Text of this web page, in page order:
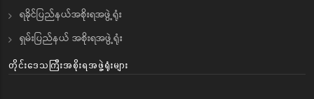
ရခိုင်ပြည်နယ်အစိုးရအဖွဲ့ရုံး
ရှမ်းပြည်နယ် အစိုးရအဖွဲ့ရုံး
တိုင်းဒေသကြီးအစိုးရအဖွဲ့ရုံးများ